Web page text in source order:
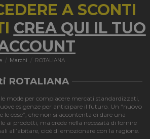
A SCONTI
CREA QUI IL TUO
Marchi ROTALIANA
ROTALIANA
mode per compiacere mercati standardizzati,
esigenze per anticipare il futuro. Un “nuovo
cose”, che non si accontenta di dare una
ai prodotti, ma crede nella necessità di fornire
all’abitare, cioè di emozionare con la ragione.